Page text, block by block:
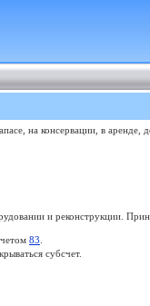
на консервации, в аренде,
и реконструкции.
83
субсчет.